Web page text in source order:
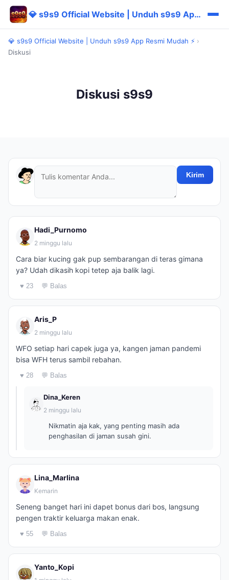
💎 s9s9 Official Website | Unduh s9s9 App Resmi Mudah ⚡
💎 s9s9 Official Website | Unduh s9s9 App Resmi Mudah ⚡ ›
Diskusi
Diskusi s9s9
Kirim
Hadi_Purnomo
2 minggu lalu
Cara biar kucing gak pup sembarangan di teras gimana
ya? Udah dikasih kopi tetep aja balik lagi.
♥ 23 💬 Balas
Aris_P
2 minggu lalu
WFO setiap hari capek juga ya, kangen jaman pandemi
bisa WFH terus sambil rebahan.
♥ 28 💬 Balas
Dina_Keren
2 minggu lalu
Nikmatin aja kak, yang penting masih ada
penghasilan di jaman susah gini.
Lina_Marlina
Kemarin
Seneng banget hari ini dapet bonus dari bos, langsung
pengen traktir keluarga makan enak.
♥ 55 💬 Balas
Yanto_Kopi